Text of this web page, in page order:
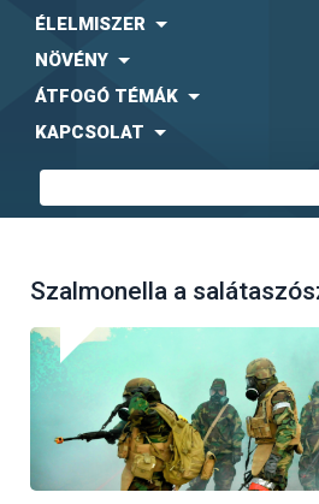
ÉLELMISZER
NÖVÉNY
ÁTFOGÓ TÉMÁK
KAPCSOLAT
Szalmonella a